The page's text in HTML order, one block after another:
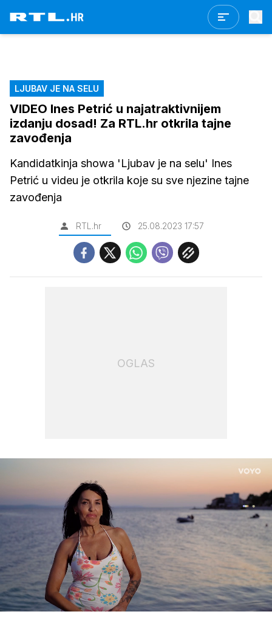
LJUBAV JE NA SELU
VIDEO Ines Petrić u najatraktivnijem
izdanju dosad! Za RTL.hr otkrila tajne
zavođenja
Kandidatkinja showa 'Ljubav je na selu' Ines
Petrić u videu je otkrila koje su sve njezine tajne
zavođenja
RTL.hr 25.08.2023 17:57
OGLAS
Upali
zvuk
/
Loaded:
80.60%